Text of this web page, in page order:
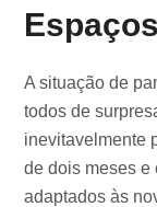
Espaços
A situação de
todos de
inevitavelmente
de dois meses e
adaptados às